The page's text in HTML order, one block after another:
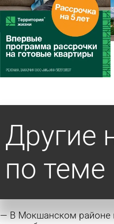
Другие
по теме
В Мокшанском районе